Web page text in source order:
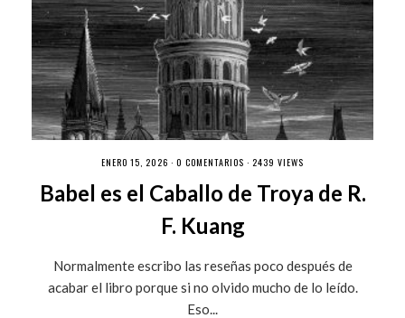
ENERO 15, 2026 · 0 COMENTARIOS · 2439 VIEWS
Babel es el Caballo de Troya de R.
F. Kuang
Normalmente escribo las reseñas poco después de
acabar el libro porque si no olvido mucho de lo leído.
Eso...